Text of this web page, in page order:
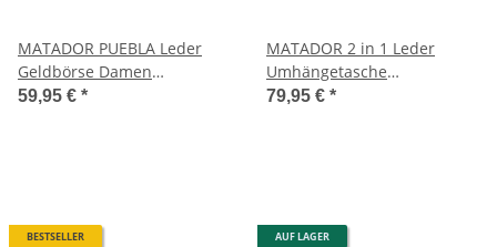
MATADOR PUEBLA Leder
Geldbörse Damen
Portemonnaie Handyfach 6
59,95 € *
MATADOR 2 in 1 Leder
Umhängetasche
Handytasche zum
79,95 € *
BESTSELLER AUF LAGER